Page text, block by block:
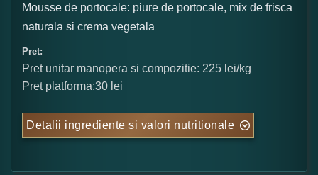
Mousse de portocale: piure de portocale, mix de frisca
naturala si crema vegetala
Pret:
Pret unitar manopera si compozitie: 225 lei/kg
Pret platforma:30 lei
Detalii ingrediente si valori nutritionale